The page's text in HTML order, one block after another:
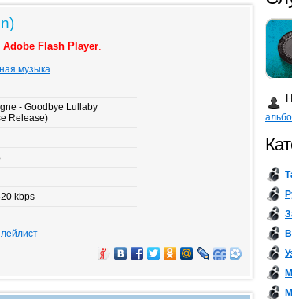
Adobe Flash Player.
музыка
- Goodbye Lullaby
Release)
kbps